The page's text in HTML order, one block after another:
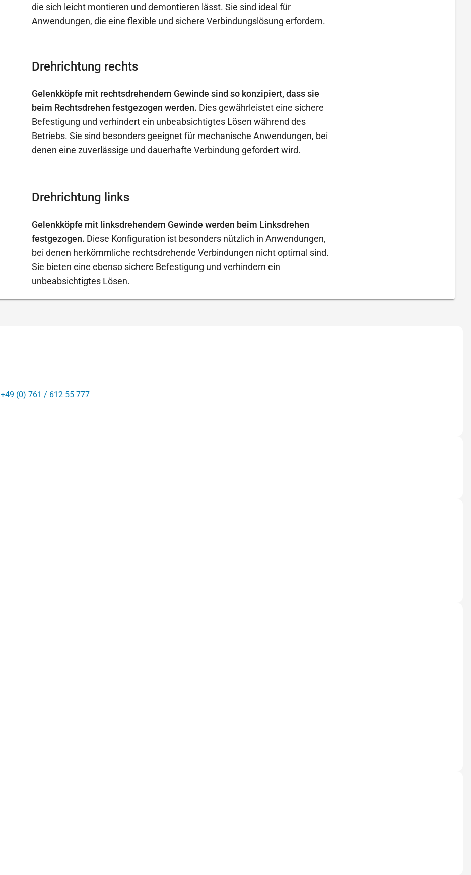
die sich leicht montieren und demontieren lässt. Sie sind ideal für
Anwendungen, die eine flexible und sichere Verbindungslösung erfordern.
Drehrichtung rechts
Gelenkköpfe mit rechtsdrehendem Gewinde sind so konzipiert, dass sie
beim Rechtsdrehen festgezogen werden. Dies gewährleistet eine sichere
Befestigung und verhindert ein unbeabsichtigtes Lösen während des
Betriebs. Sie sind besonders geeignet für mechanische Anwendungen, bei
denen eine zuverlässige und dauerhafte Verbindung gefordert wird.
Drehrichtung links
Gelenkköpfe mit linksdrehendem Gewinde werden beim Linksdrehen
festgezogen. Diese Konfiguration ist besonders nützlich in Anwendungen,
bei denen herkömmliche rechtsdrehende Verbindungen nicht optimal sind.
Sie bieten eine ebenso sichere Befestigung und verhindern ein
unbeabsichtigtes Lösen.
+49 (0) 761 / 612 55 777